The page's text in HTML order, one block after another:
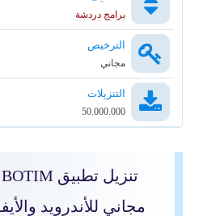
برامج دردشة
الترخيص
مجاني
التنزيلات
50.000.000
تنزيل تطبيق
مجاني للأندرويد